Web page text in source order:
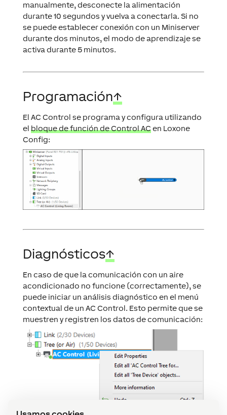
manualmente, desconecte la alimentación
durante 10 segundos y vuelva a conectarla. Si no
se puede establecer conexión con un Miniserver
durante dos minutos, el modo de aprendizaje se
activa durante 5 minutos.
Programación↑
El AC Control se programa y configura utilizando
el bloque de función de Control ACen Loxone
Config:
Diagnósticos↑
En caso de que la comunicación con un aire
acondicionado no funcione (correctamente), se
puede iniciar un análisis diagnóstico en el menú
contextual de un AC Control. Esto permite que se
muestren y registren los datos de comunicación: